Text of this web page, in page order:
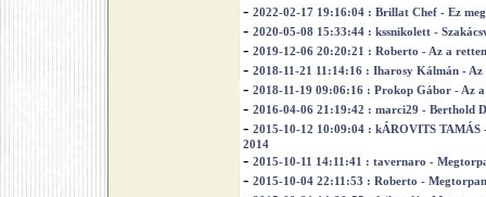
- 2022-02-17 19:16:04 : Brillat Chef - Ez
- 2020-05-08 15:33:44 : kssnikolett -
- 2019-12-06 20:20:21 : Roberto - Az a
- 2018-11-21 11:14:16 : Iharosy Kálmán -
- 2018-11-19 09:06:16 : Prokop Gábor - Az
- 2016-04-06 21:19:42 : marci29 - Berthold
- 2015-10-12 10:09:04 : kÁROVITS TAMÁS
2014
- 2015-10-11 14:11:41 : tavernaro -
- 2015-10-04 22:11:53 : Roberto -